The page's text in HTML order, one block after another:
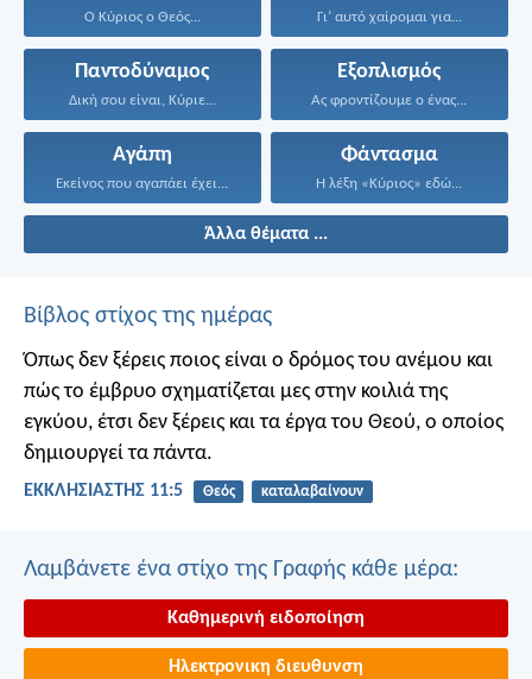
Ο Κύριος ο Θεός... Γι’ αυτό χαίρομαι για...
Παντοδύναμος
Δική σου είναι, Κύριε...
Εξοπλισμός
Ας φροντίζουμε ο ένας...
Αγάπη
Εκείνος που αγαπάει έχει...
Φάντασμα
Η λέξη «Κύριος» εδώ...
Άλλα θέματα ...
Βίβλος στίχος της ημέρας
Όπως δεν ξέρεις ποιος είναι ο δρόμος του ανέμου και
πώς το έμβρυο σχηματίζεται μες στην κοιλιά της
εγκύου, έτσι δεν ξέρεις και τα έργα του Θεού, ο οποίος
δημιουργεί τα πάντα.
ΕΚΚΛΗΣΙΑΣΤΗΣ 11:5 Θεός καταλαβαίνουν
Λαμβάνετε ένα στίχο της Γραφής κάθε μέρα:
Καθημερινή ειδοποίηση
Ηλεκτρονικη διευθυνση